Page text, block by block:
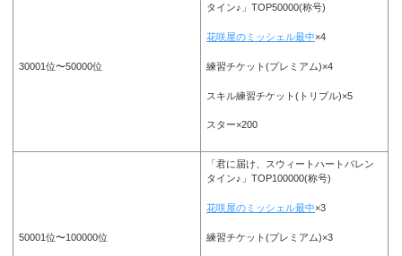
30001位〜50000位
タイン♪」TOP50000(称号)
花咲屋のミッシェル最中×4
練習チケット(プレミアム)×4
スキル練習チケット(トリプル)×5
スター×200
50001位〜100000位
「君に届け、スウィートハートバレン
タイン♪」TOP100000(称号)
花咲屋のミッシェル最中×3
練習チケット(プレミアム)×3